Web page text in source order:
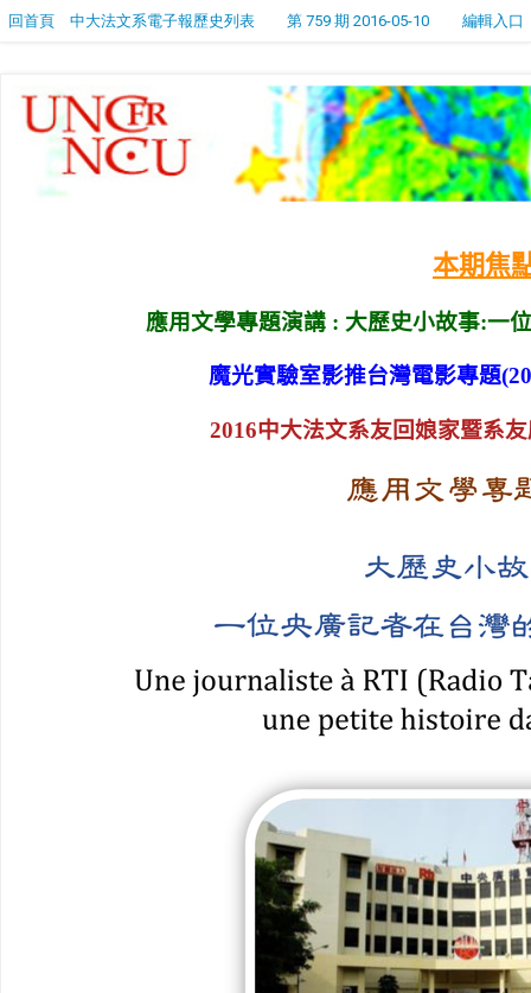
回首頁 中大法文系電子報歷史列表 第 759 期 2016-05-10 編輯入口